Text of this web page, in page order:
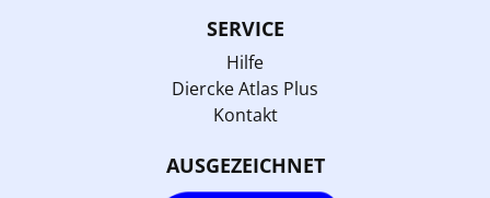
SERVICE
Hilfe
Diercke Atlas Plus
Kontakt
AUSGEZEICHNET